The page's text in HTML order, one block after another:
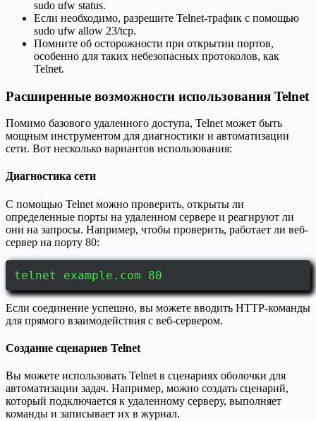
sudo ufw status.
Если необходимо, разрешите Telnet-трафик с помощью
sudo ufw allow 23/tcp.
Помните об осторожности при открытии портов,
особенно для таких небезопасных протоколов, как
Telnet.
Расширенные возможности использования Telnet
Помимо базового удаленного доступа, Telnet может быть
мощным инструментом для диагностики и автоматизации
сети. Вот несколько вариантов использования:
Диагностика сети
С помощью Telnet можно проверить, открыты ли
определенные порты на удаленном сервере и реагируют ли
они на запросы. Например, чтобы проверить, работает ли веб-
сервер на порту 80:
telnet example.com 80
Если соединение успешно, вы можете вводить HTTP-команды
для прямого взаимодействия с веб-сервером.
Создание сценариев Telnet
Вы можете использовать Telnet в сценариях оболочки для
автоматизации задач. Например, можно создать сценарий,
который подключается к удаленному серверу, выполняет
команды и записывает их в журнал.